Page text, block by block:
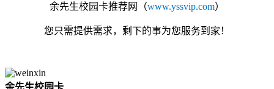
余先生校园卡推荐网 （www.yssvip.com）
您只需提供需求，剩下的事为您服务到家！
余先生校园卡